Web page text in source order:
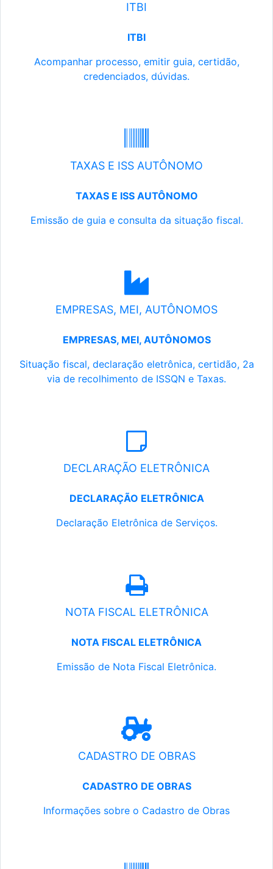
ITBI
ITBI
Acompanhar processo, emitir guia, certidão,
credenciados, dúvidas.
TAXAS E ISS AUTÔNOMO
TAXAS E ISS AUTÔNOMO
Emissão de guia e consulta da situação fiscal.
EMPRESAS, MEI, AUTÔNOMOS
EMPRESAS, MEI, AUTÔNOMOS
Situação fiscal, declaração eletrônica, certidão, 2a
via de recolhimento de ISSQN e Taxas.
DECLARAÇÃO ELETRÔNICA
DECLARAÇÃO ELETRÔNICA
Declaração Eletrônica de Serviços.
NOTA FISCAL ELETRÔNICA
NOTA FISCAL ELETRÔNICA
Emissão de Nota Fiscal Eletrônica.
CADASTRO DE OBRAS
CADASTRO DE OBRAS
Informações sobre o Cadastro de Obras